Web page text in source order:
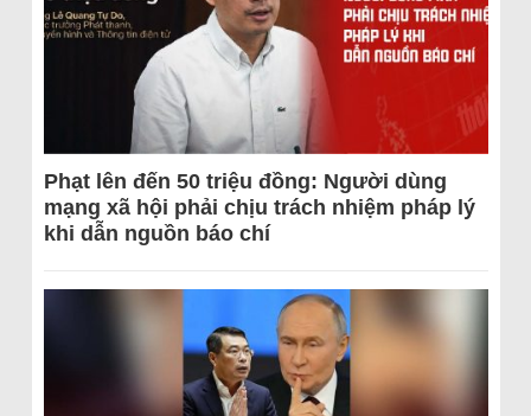
Phạt lên đến 50 triệu đồng: Người dùng
mạng xã hội phải chịu trách nhiệm pháp lý
khi dẫn nguồn báo chí